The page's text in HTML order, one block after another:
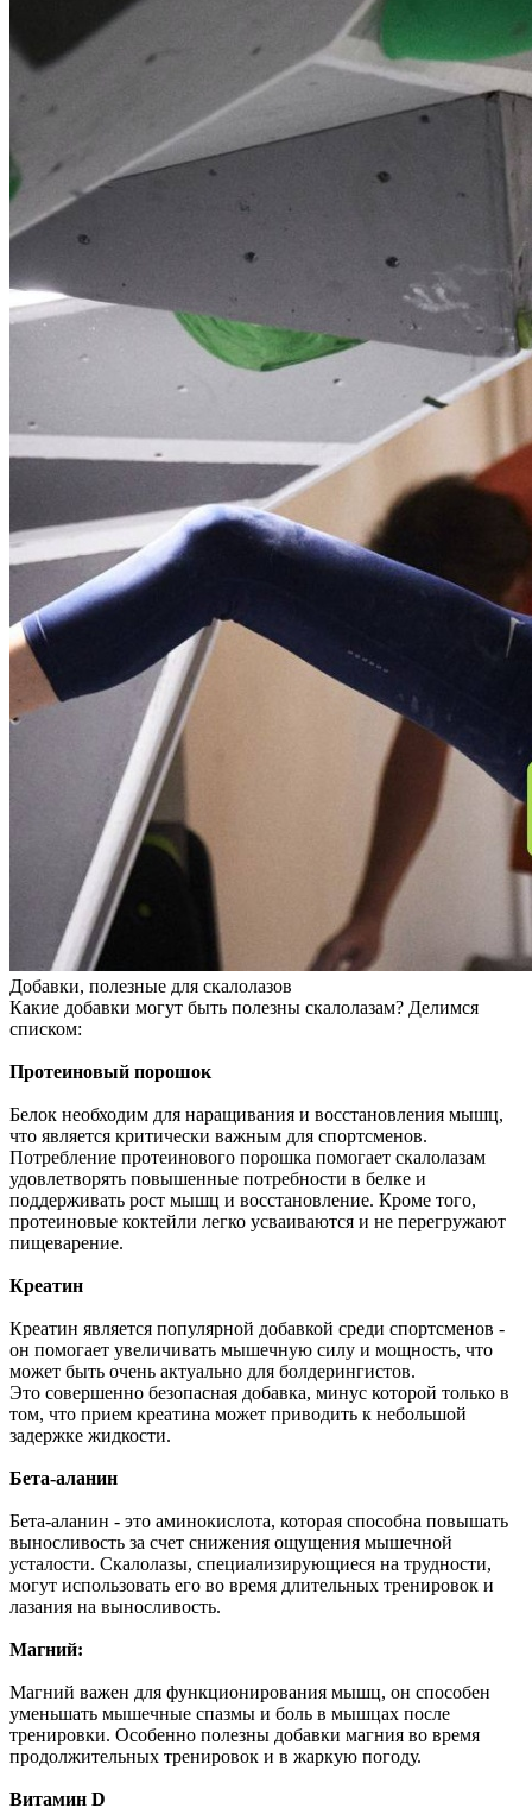
Добавки, полезные для скалолазов
Какие добавки могут быть полезны скалолазам? Делимся
списком:
Протеиновый порошок
Белок необходим для наращивания и восстановления мышц,
что является критически важным для спортсменов.
Потребление протеинового порошка помогает скалолазам
удовлетворять повышенные потребности в белке и
поддерживать рост мышц и восстановление. Кроме того,
протеиновые коктейли легко усваиваются и не перегружают
пищеварение.
Креатин
Креатин является популярной добавкой среди спортсменов -
он помогает увеличивать мышечную силу и мощность, что
может быть очень актуально для болдерингистов.
Это совершенно безопасная добавка, минус которой только в
том, что прием креатина может приводить к небольшой
задержке жидкости.
Бета-аланин
Бета-аланин - это аминокислота, которая способна повышать
выносливость за счет снижения ощущения мышечной
усталости. Скалолазы, специализирующиеся на трудности,
могут использовать его во время длительных тренировок и
лазания на выносливость.
Магний:
Магний важен для функционирования мышц, он способен
уменьшать мышечные спазмы и боль в мышцах после
тренировки. Особенно полезны добавки магния во время
продолжительных тренировок и в жаркую погоду.
Витамин D